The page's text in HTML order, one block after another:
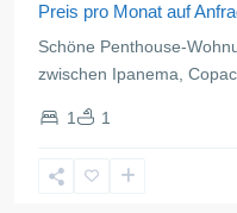
Preis pro Monat auf
Schöne Penthouse-
zwischen Ipanema,
1 1
Ipanema,
de